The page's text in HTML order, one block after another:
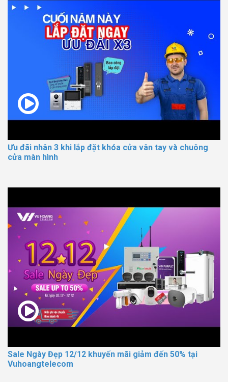
Ưu đãi nhân 3 khi lắp đặt khóa cửa vân tay và chuông
cửa màn hình
Sale Ngày Đẹp 12/12 khuyến mãi giảm đến 50% tại
Vuhoangtelecom